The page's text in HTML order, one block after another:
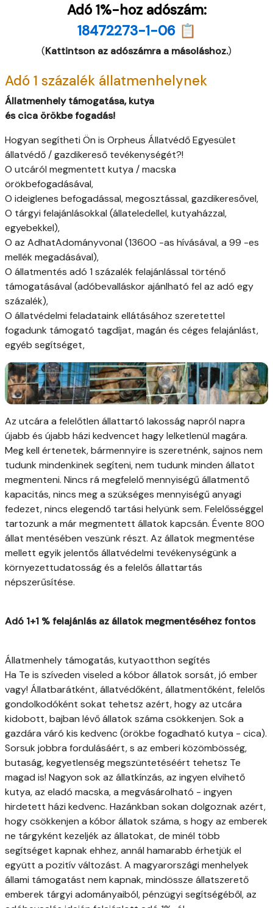
Adó 1%-hoz adószám:
18472273-1-06 📋
(Kattintson az adószámra a másoláshoz.)
Adó 1 százalék állatmenhelynek
Állatmenhely támogatása, kutya
és cica örökbe fogadás!
Hogyan segítheti Ön is Orpheus Állatvédő Egyesület
állatvédő / gazdikereső tevékenységét?!
O utcáról megmentett kutya / macska
örökbefogadásával,
O ideiglenes befogadással, megosztással, gazdikeresővel,
O tárgyi felajánlásokkal (állateledellel, kutyaházzal,
egyebekkel),
O az AdhatAdományvonal (13600 -as hívásával, a 99 -es
mellék megadásával),
O állatmentés adó 1 százalék felajánlással történő
támogatásával (adóbevalláskor ajánlható fel az adó egy
százalék),
O állatvédelmi feladataink ellátásához szeretettel
fogadunk támogató tagdíjat, magán és céges felajánlást,
egyéb segítséget,
Az utcára a felelőtlen állattartó lakosság napról napra
újabb és újabb házi kedvencet hagy lelketlenül magára.
Meg kell értenetek, bármennyire is szeretnénk, sajnos nem
tudunk mindenkinek segíteni, nem tudunk minden állatot
megmenteni. Nincs rá megfelelő mennyiségű állatmentő
kapacitás, nincs meg a szükséges mennyiségű anyagi
fedezet, nincs elegendő tartási helyünk sem. Felelősséggel
tartozunk a már megmentett állatok kapcsán. Évente 800
állat mentésében veszünk részt. Az állatok megmentése
mellett egyik jelentős állatvédelmi tevékenységünk a
környezettudatosság és a felelős állattartás
népszerűsítése.
Adó 1+1 % felajánlás az állatok megmentéséhez fontos
Állatmenhely támogatás, kutyaotthon segítés
Ha Te is szíveden viseled a kóbor állatok sorsát, jó ember
vagy! Állatbarátként, állatvédőként, állatmentőként, felelős
gondolkodóként sokat tehetsz azért, hogy az utcára
kidobott, bajban lévő állatok száma csökkenjen. Sok a
gazdára váró kis kedvenc (örökbe fogadható kutya - cica).
Sorsuk jobbra fordulásáért, s az emberi közömbösség,
butaság, kegyetlenség megszüntetéséért tehetsz Te
magad is! Nagyon sok az állatkínzás, az ingyen elvihető
kutya, az eladó macska, a megvásárolható - ingyen
hirdetett házi kedvenc. Hazánkban sokan dolgoznak azért,
hogy csökkenjen a kóbor állatok száma, s hogy az emberek
ne tárgyként kezeljék az állatokat, de minél több
segítséget kapnak ehhez, annál hamarabb érhetjük el
együtt a pozitív változást. A magyarországi menhelyek
állami támogatást nem kapnak, mindössze állatszerető
emberek tárgyi adományaiból, pénzügyi segítségéből, az